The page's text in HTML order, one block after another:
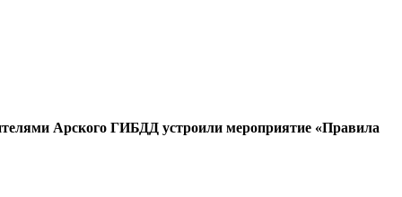
Арского ГИБДД устроили мероприятие «Правила